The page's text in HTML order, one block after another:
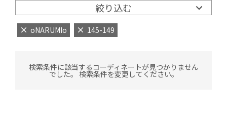
絞り込む
oNARUMIo 145-149
検索条件に該当するコーディネートが見つかりません
でした。 検索条件を変更してください。